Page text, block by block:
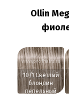
Ollin
www.profhairs.ru
10/1 Светлый
блондин
пепельный